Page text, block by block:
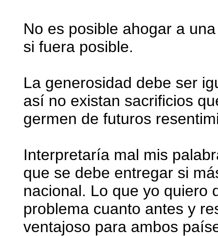
No es posible ahogar a
si fuera posible.
La generosidad debe ser
así no existan sacrificios
germen de futuros
Interpretaría mal mis
que se debe entregar si
nacional. Lo que yo quiero
problema cuanto antes y
ventajoso para ambos